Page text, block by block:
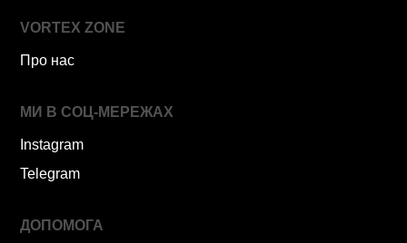
VORTEX ZONE
Про нас
МИ В СОЦ-МЕРЕЖАХ
Instagram
Telegram
ДОПОМОГА